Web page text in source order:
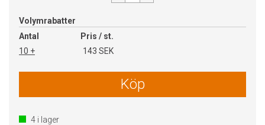
Volymrabatter
Antal
Pris / st.
10 +
143 SEK
Köp
4 i lager